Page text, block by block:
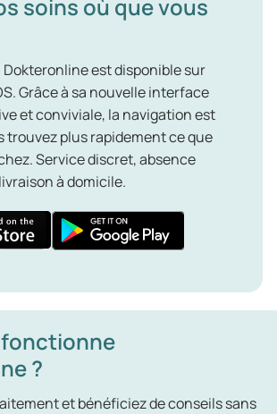
soins où que vous
Dokteronline est disponible sur
Grâce à sa nouvelle interface
et conviviale, la navigation est
trouvez plus rapidement ce que
Service discret, absence
à domicile.
?
et bénéficiez de conseils sans